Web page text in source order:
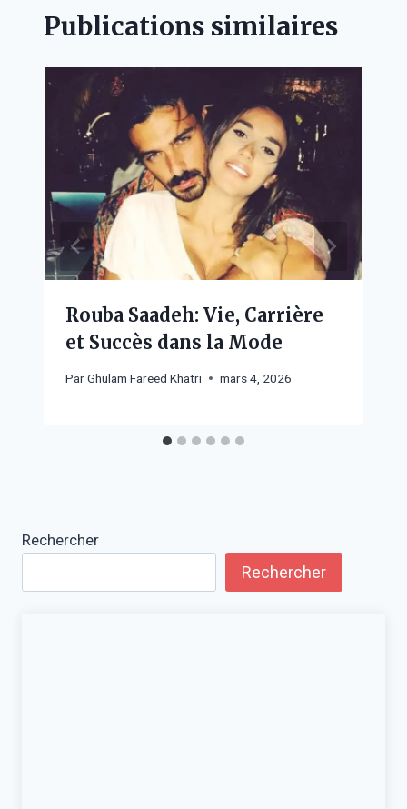
Publications similaires
Rouba Saadeh: Vie, Carrière
et Succès dans la Mode
ParGhulam Fareed Khatri mars 4, 2026
Rechercher
Rechercher